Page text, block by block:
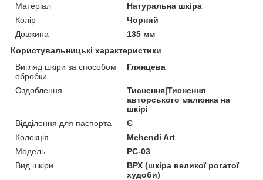
Матеріал
Натуральна шкіра
Колір
Чорний
Довжина
135 мм
Користувальницькі характеристики
Вигляд шкіри за способом
обробки
Глянцева
Оздоблення
Тиснення|Тиснення
авторського малюнка на
шкірі
Відділення для паспорта
Є
Колекція
Mehendi Art
Модель
PC-03
Вид шкіри
ВРХ (шкіра великої рогатої
худоби)